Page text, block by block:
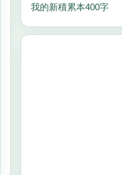
我的新積累本400字